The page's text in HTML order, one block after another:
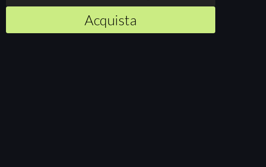
Acquista